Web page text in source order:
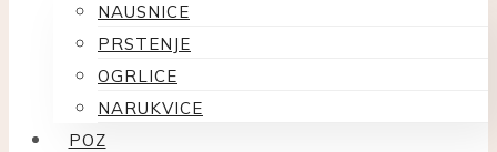
NAUSNICE
PRSTENJE
OGRLICE
NARUKVICE
POZ